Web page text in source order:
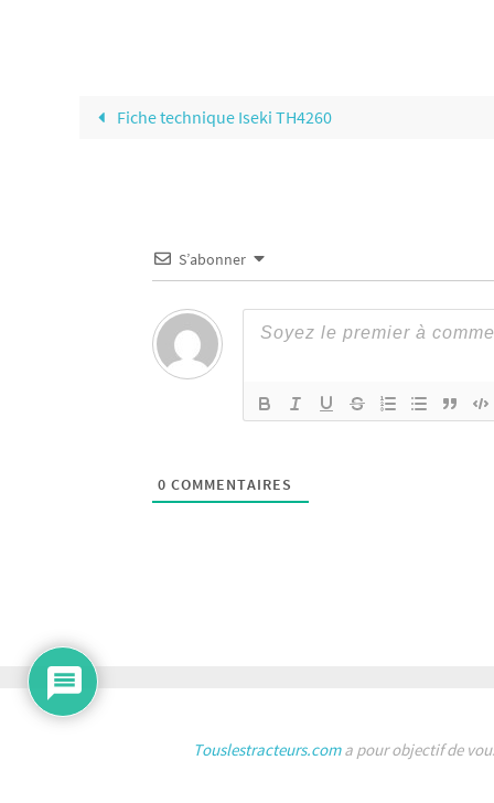
Fiche technique Iseki TH4260
S’abonner
0 COMMENTAIRES
Touslestracteurs.coma pour objectif de